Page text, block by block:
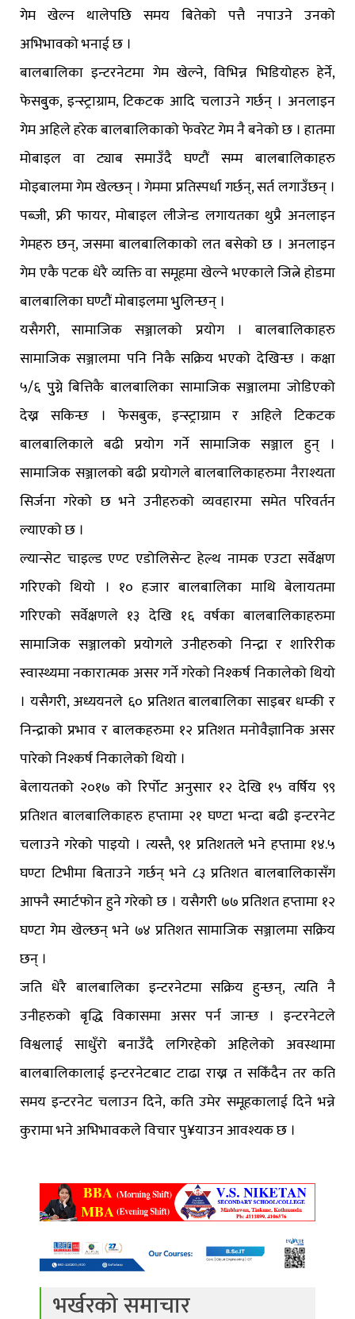
गेम खेल्न थालेपछि समय बितेको पत्तै नपाउने उनको
अभिभावको भनाई छ ।
बालबालिका इन्टरनेटमा गेम खेल्ने, विभिन्न भिडियोहरु हेर्ने,
फेसबुुक, इन्स्ट्राग्राम, टिकटक आदि चलाउने गर्छन् । अनलाइन
गेम अहिले हरेक बालबालिकाको फेवरेट गेम नै बनेको छ । हातमा
मोबाइल वा ट्याब समाउँदै घण्टौं सम्म बालबालिकाहरु
मोइबालमा गेम खेल्छन् । गेममा प्रतिस्पर्धा गर्छन्, सर्त लगाउँछन् ।
पब्जी, फ्री फायर, मोबाइल लीजेन्ड लगायतका थुप्रै अनलाइन
गेमहरु छन्, जसमा बालबालिकाको लत बसेको छ । अनलाइन
गेम एकै पटक धेरै व्यक्ति वा समूहमा खेल्ने भएकाले जित्ने होडमा
बालबालिका घण्टौं मोबाइलमा भुुलिन्छन् ।
यसैगरी, सामाजिक सञ्जालको प्रयोग । बालबालिकाहरु
सामाजिक सञ्जालमा पनि निकै सक्रिय भएको देखिन्छ । कक्षा
५/६ पुुग्ने बित्तिकै बालबालिका सामाजिक सञ्जालमा जोडिएको
देख्न सकिन्छ । फेसबुक, इन्स्ट्राग्राम र अहिले टिकटक
बालबालिकाले बढी प्रयोग गर्ने सामाजिक सञ्जाल हुन् ।
सामाजिक सञ्जालको बढी प्रयोगले बालबालिकाहरुमा नैराश्यता
सिर्जना गरेको छ भने उनीहरुको व्यवहारमा समेत परिवर्तन
ल्याएको छ ।
ल्यान्सेट चाइल्ड एण्ट एडोलिसेन्ट हेल्थ नामक एउटा सर्वेक्षण
गरिएको थियो । १० हजार बालबालिका माथि बेलायतमा
गरिएको सर्वेक्षणले १३ देखि १६ वर्षका बालबालिकाहरुमा
सामाजिक सञ्जालको प्रयोगले उनीहरुको निन्द्रा र शारिरीक
स्वास्थ्यमा नकारात्मक असर गर्ने गरेको निश्कर्ष निकालेको थियो
। यसैगरी, अध्ययनले ६० प्रतिशत बालबालिका साइबर धम्की र
निन्द्राको प्रभाव र बालकहरुमा १२ प्रतिशत मनोवैज्ञानिक असर
पारेको निश्कर्ष निकालेको थियो ।
बेलायतको २०१७ को रिर्पोट अनुसार १२ देखि १५ वर्षिय ९९
प्रतिशत बालबालिकाहरु हप्तामा २१ घण्टा भन्दा बढी इन्टरनेट
चलाउने गरेको पाइयो । त्यस्तै, ९१ प्रतिशतले भने हप्तामा १४.५
घण्टा टिभीमा बिताउने गर्छन् भने ८३ प्रतिशत बालबालिकासँग
आफ्नै स्मार्टफोन हुने गरेको छ । यसैगरी ७७ प्रतिशत हप्तामा १२
घण्टा गेम खेल्छन् भने ७४ प्रतिशत सामाजिक सञ्जालमा सक्रिय
छन् ।
जति धेरै बालबालिका इन्टरनेटमा सक्रिय हुन्छन्, त्यति नै
उनीहरुको बृद्धि विकासमा असर पर्न जान्छ । इन्टरनेटले
विश्वलाई साधुँरो बनाउँदै लगिरहेको अहिलेको अवस्थामा
बालबालिकालाई इन्टरनेटबाट टाढा राख्न त सकिँदैन तर कति
समय इन्टरनेट चलाउन दिने, कति उमेर समूहकालाई दिने भन्ने
कुरामा भने अभिभावकले विचार पु¥याउन आवश्यक छ ।
भर्खरको समाचार